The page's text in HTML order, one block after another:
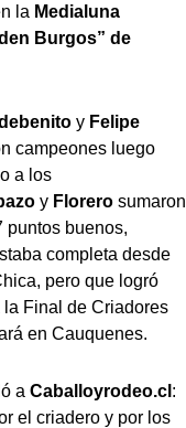
la Medialuna
Burgos” de
y Felipe
campeones luego
a los
y Florerosumaron
puntos buenos,
completa desde
pero que logró
la Final de Criadores
en Cauquenes.
aCaballoyrodeo.cl :
el criadero y por los